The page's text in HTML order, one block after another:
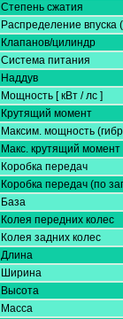
Степень сжатия
Распределение впуска
Клапанов/цилиндр
Система питания
Наддув
Мощность [ кВт / лс ]
Крутящий момент
Максим. мощность
Макс. крутящий момент
Коробка передач
Коробка передач (по
База
Колея передних колес
Колея задних колес
Длина
Ширина
Высота
Масса